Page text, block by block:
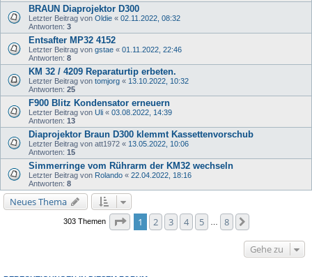
BRAUN Diaprojektor D300
Letzter Beitrag von Oldie « 02.11.2022, 08:32
Antworten: 3
Entsafter MP32 4152
Letzter Beitrag von gstae « 01.11.2022, 22:46
Antworten: 8
KM 32 / 4209 Reparaturtip erbeten.
Letzter Beitrag von tomjorg « 13.10.2022, 10:32
Antworten: 25
F900 Blitz Kondensator erneuern
Letzter Beitrag von Uli « 03.08.2022, 14:39
Antworten: 13
Diaprojektor Braun D300 klemmt Kassettenvorschub
Letzter Beitrag von att1972 « 13.05.2022, 10:06
Antworten: 15
Simmerringe vom Rührarm der KM32 wechseln
Letzter Beitrag von Rolando « 22.04.2022, 18:16
Antworten: 8
Neues Thema
303 Themen Seite von
1 2 3 4 5 8
Gehe zu